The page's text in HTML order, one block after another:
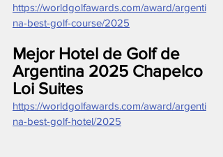
https://worldgolfawards.com/award/argenti
na-best-golf-course/2025
Mejor Hotel de Golf de
Argentina 2025 Chapelco
Loi Suites
https://worldgolfawards.com/award/argenti
na-best-golf-hotel/2025